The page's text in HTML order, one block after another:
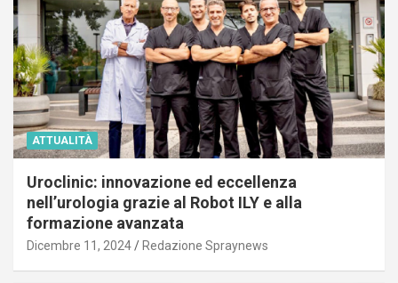
ATTUALITÀ
Uroclinic: innovazione ed eccellenza
nell’urologia grazie al Robot ILY e alla
formazione avanzata
Dicembre 11, 2024 Redazione Spraynews